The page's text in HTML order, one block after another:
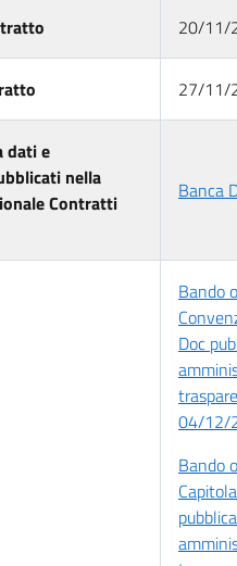
20/11/
27/11/
dati e
nella
Contratti
Banca
Bando
Doc
04/12/
Bando